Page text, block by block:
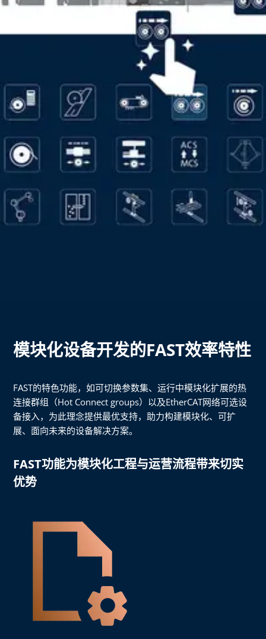
模块化设备开发的FAST效率特性
FAST的特色功能，如可切换参数集、运行中模块化扩展的热
连接群组（Hot Connect groups）以及EtherCAT网络可选设
备接入，为此理念提供最优支持，助力构建模块化、可扩
展、面向未来的设备解决方案。
FAST功能为模块化工程与运营流程带来切实
优势